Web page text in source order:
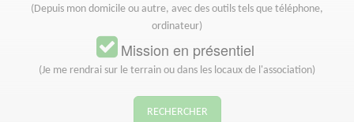
(Depuis mon domicile ou autre, avec des outils tels que téléphone,
ordinateur)
Mission en présentiel
(Je me rendrai sur le terrain ou dans les locaux de l'association)
RECHERCHER